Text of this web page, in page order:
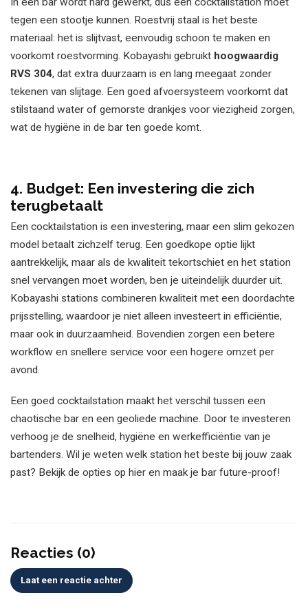
tegen een stootje kunnen. Roestvrij staal is het beste
materiaal: het is slijtvast, eenvoudig schoon te maken en
voorkomt roestvorming. Kobayashi gebruikt hoogwaardig
RVS 304, dat extra duurzaam is en lang meegaat zonder
tekenen van slijtage. Een goed afvoersysteem voorkomt dat
stilstaand water of gemorste drankjes voor viezigheid zorgen,
wat de hygiëne in de bar ten goede komt.
4. Budget: Een investering die zich
terugbetaalt
Een cocktailstation is een investering, maar een slim gekozen
model betaalt zichzelf terug. Een goedkope optie lijkt
aantrekkelijk, maar als de kwaliteit tekortschiet en het station
snel vervangen moet worden, ben je uiteindelijk duurder uit.
Kobayashi stations combineren kwaliteit met een doordachte
prijsstelling, waardoor je niet alleen investeert in efficiëntie,
maar ook in duurzaamheid. Bovendien zorgen een betere
workflow en snellere service voor een hogere omzet per
avond.
Een goed cocktailstation maakt het verschil tussen een
chaotische bar en een geoliede machine. Door te investeren
verhoog je de snelheid, hygiëne en werkefficiëntie van je
bartenders. Wil je weten welk station het beste bij jouw zaak
past? Bekijk de opties op hier en maak je bar future-proof!
Reacties (0)
Laat een reactie achter